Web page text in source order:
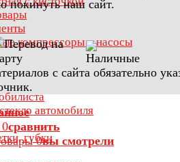
компрессоры и насосы
автомобиля
губки
покинуть наш сайт.
с сайта обязательно
0сравнить
0вы смотрели